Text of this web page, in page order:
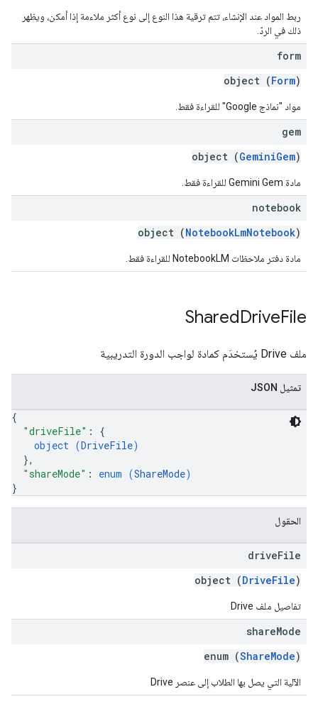
ربط المواد عند الإنشاء، تتم ترقية هذا النوع إلى نوع أكثر ملاءمة إذا أمكن، ويظهر
ذلك في الردّ.
form
object (Form)
مواد "نماذج Google" للقراءة فقط.
gem
object (GeminiGem)
مادة Gemini Gem للقراءة فقط.
notebook
object (NotebookLmNotebook)
مادة دفتر ملاحظات NotebookLM للقراءة فقط.
SharedDriveFile
ملف Drive يُستخدَم كمادة لواجب الدورة التدريبية
تمثيل JSON
{
"driveFile" : {
object (DriveFile)
},
"shareMode" : enum (ShareMode)
}
الحقول
driveFile
object (DriveFile)
تفاصيل ملف Drive
shareMode
enum (ShareMode)
الآلية التي يصل بها الطلاب إلى عنصر Drive